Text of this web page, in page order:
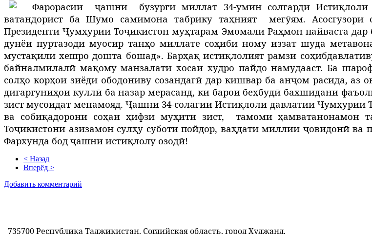
Фарорасии ҷашни
бузурги миллат 34-умин солгарди
ватандорист ба Шумо самимона табрику таҳният
мегӯям.
Президенти Ҷумҳурии Тоҷикистон муҳтарам Эмомалӣ Раҳмон пайваста
дунёи пуртазоди муосир танҳо миллате соҳиби ному иззат шуда
мустақили хешро дошта бошад». Барҳақ истиқлолият рамзи
байналмилалӣ мақому манзалати хосаи худро пайдо намудааст. Ба
солҳо корҳои зиёди ободониву созандагӣ дар кишвар ба анҷом расида, аз
дигаргуниҳои куллӣ ба назар мерасанд, ки барои беҳбудӣ бахшидани
зист мусоидат менамояд. Ҷашни 34-солагии Истиқлоли давлатии Чумҳурии
ва собиқадорони соҳаи ҳифзи муҳити зист,
тамоми ҳамватанонамон
Тоҷикистони азизамон сулҳу суботи пойдор, ваҳдати миллии ҷовидонӣ ва
Фархунда бод ҷашни истиқлолу озодӣ!
< Назад
Вперёд >
Добавить комментарий
735700 Республика Таджикистан, Согдийская область, город Худжанд,